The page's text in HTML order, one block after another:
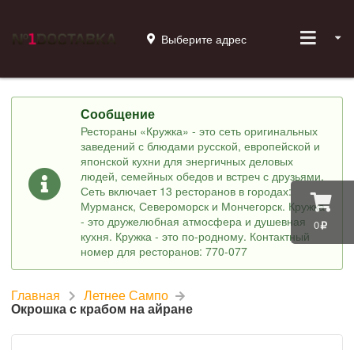
0
Выберите адрес
Сообщение
Рестораны «Кружка» - это сеть оригинальных
заведений с блюдами русской, европейской и
японской кухни для энергичных деловых
людей, семейных обедов и встреч с друзьями.
Сеть включает 13 ресторанов в городах:
Мурманск, Североморск и Мончегорск. Кружка
- это дружелюбная атмосфера и душевная
кухня. Кружка - это по-родному. Контактный
номер для ресторанов: 770-077
Главная Летнее Сампо
Окрошка с крабом на айране